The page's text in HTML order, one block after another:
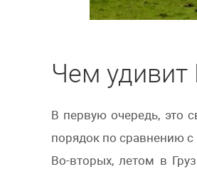
Чем удивит
В первую очередь, это
порядок по сравнению
Во-вторых, летом в